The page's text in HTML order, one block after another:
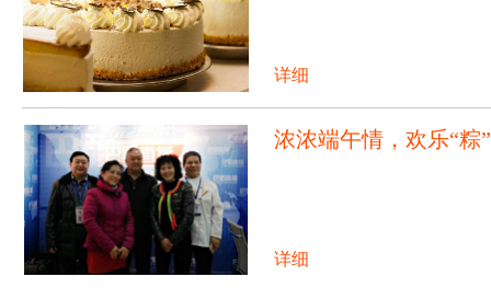
详细
浓浓端午情，欢乐“
详细